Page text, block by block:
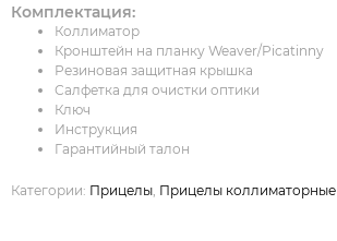
Комплектация:
Коллиматор
Кронштейн на планку Weaver/Picatinny
Резиновая защитная крышка
Салфетка для очистки оптики
Ключ
Инструкция
Гарантийный талон
Категории: Прицелы Прицелы коллиматорные